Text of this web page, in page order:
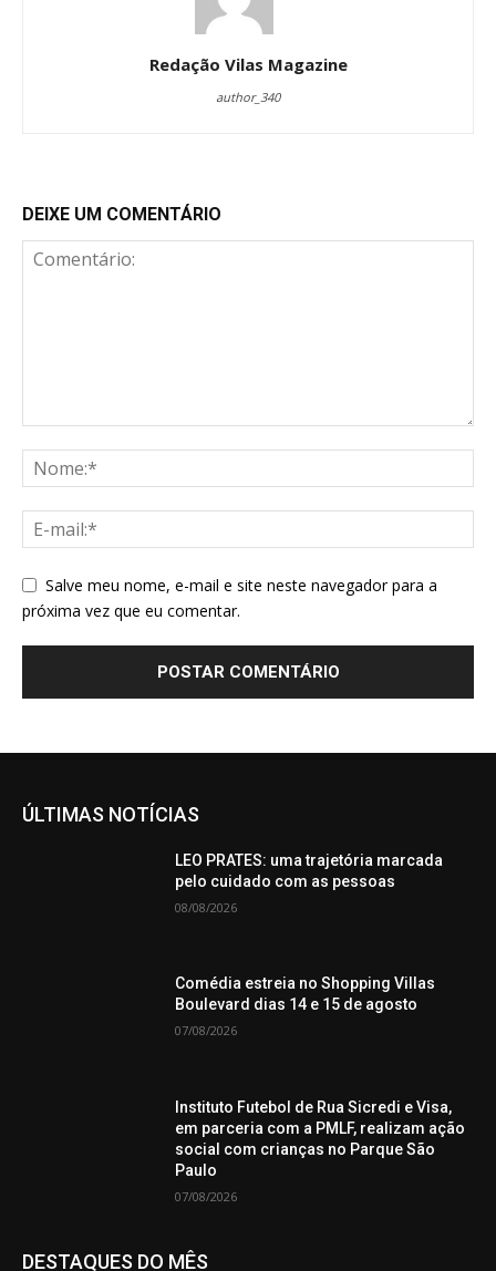
Redação Vilas Magazine
author_340
DEIXE UM COMENTÁRIO
Salve meu nome, e-mail e site neste navegador para a
próxima vez que eu comentar.
ÚLTIMAS NOTÍCIAS
LEO PRATES: uma trajetória marcada
pelo cuidado com as pessoas
08/08/2026
Comédia estreia no Shopping Villas
Boulevard dias 14 e 15 de agosto
07/08/2026
Instituto Futebol de Rua Sicredi e Visa,
em parceria com a PMLF, realizam ação
social com crianças no Parque São
Paulo
07/08/2026
DESTAQUES DO MÊS